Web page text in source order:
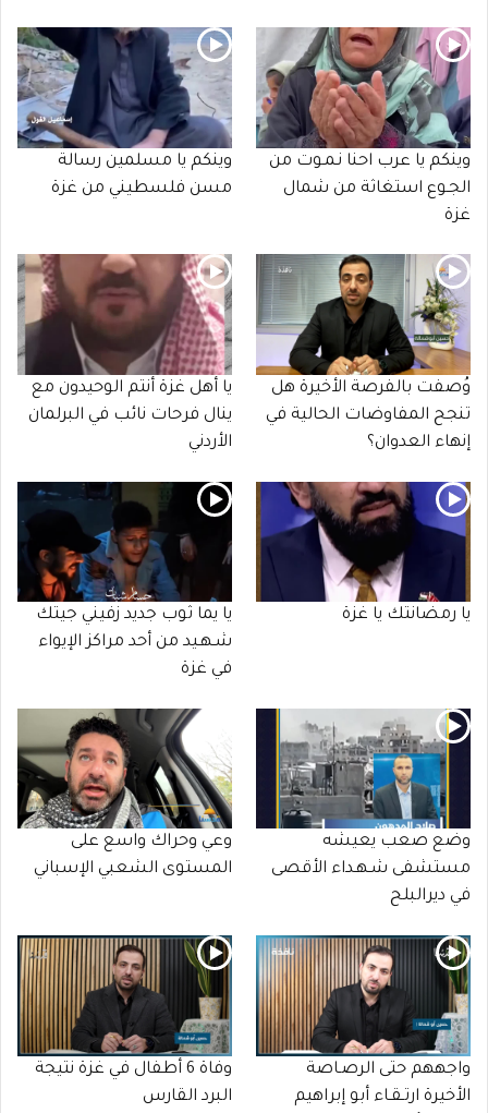
وينكم يا عرب احنا نـمـوت من
الجـوع استغاثة من شمال
غزة
وينكم يا مسلمين رسالة
مسن فلسطيني من غزة
وُصفت بالفرصة الأخيرة هل
تنجح المفاوضات الحالية في
إنهاء العدوان؟
يا أهل غزة أنتم الوحيدون مع
ينال فرحات نائب في البرلمان
الأردني
يا رمضانتك يا غزة
يا يما ثوب جديد زفيني جيتك
شـهـيد من أحد مراكز الإيواء
في غزة
وضع صعب يعيشه
مستشفى شـهـداء الأقصى
في ديرالبلح
وعي وحراك واسع على
المستوى الشعبي الإسباني
واجههم حتى الرصـاصة
الأخيرة ارتـقـاء أبو إبراهيم
وفاة 6 أطفال في غزة نتيجة
البرد القارس